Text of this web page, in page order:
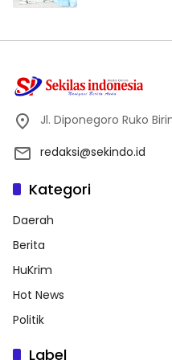
Jl. Diponegoro Ruko
redaksi@sekindo.id
Kategori
Daerah
Berita
HuKrim
Hot News
Politik
Label